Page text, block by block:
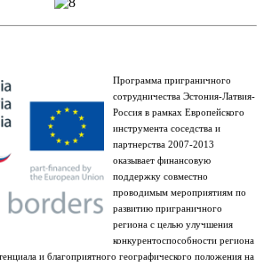
Программа приграничного
сотрудничества Эстония-Латвия-
Россия в рамках Европейского
инструмента соседства и
партнерства 2007-2013
оказывает финансовую
поддержку совместно
проводимым мероприятиям по
развитию приграничного
региона с целью улучшения
конкурентоспособности региона
и благоприятного географического положения на